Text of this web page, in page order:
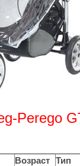
Perego
Возраст Тип